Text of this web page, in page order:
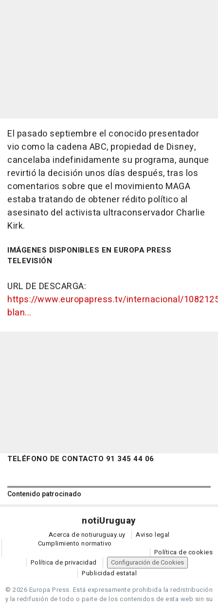
El pasado septiembre el conocido presentador
vio como la cadena ABC, propiedad de Disney,
cancelaba indefinidamente su programa, aunque
revirtió la decisión unos días después, tras los
comentarios sobre que el movimiento MAGA
estaba tratando de obtener rédito político al
asesinato del activista ultraconservador Charlie
Kirk.
IMÁGENES DISPONIBLES EN EUROPA PRESS
TELEVISIÓN
URL DE DESCARGA:
https://www.europapress.tv/internacional/
blan...
TELÉFONO DE CONTACTO 91 345 44 06
Contenido patrocinado
notiUruguay
Acerca de notiuruguay.uy
Aviso legal
Cumplimiento normativo
Política de cookies
Política de privacidad
Configuración de Cookies
Publicidad estatal
© 2026 Europa Press. Está expresamente prohibida la redistribución
y la redifusión de todo o parte de los contenidos de esta web sin su